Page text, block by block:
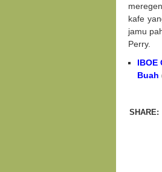
kafe
jamu
Perry.
IBOE
Buah
SHARE: